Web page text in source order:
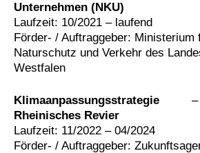
Unternehmen (NKU)
Laufzeit: 10/2021 – laufend
Förder- / Auftraggeber: Ministerium
Naturschutz und Verkehr des
Westfalen
Klimaanpassungsstrategie
Rheinisches Revier
–
Laufzeit: 11/2022 – 04/2024
Förder- / Auftraggeber: